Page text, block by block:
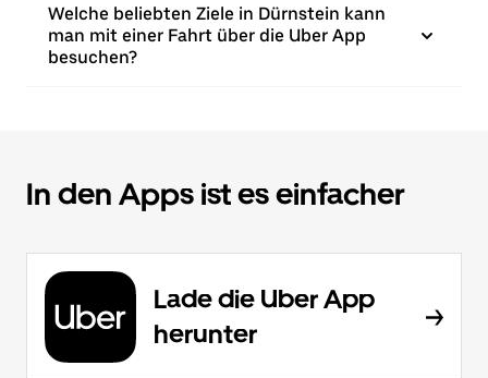
Welche beliebten Ziele in Dürnstein kann
man mit einer Fahrt über die Uber App
besuchen?
In den Apps ist es einfacher
Lade die Uber App
herunter